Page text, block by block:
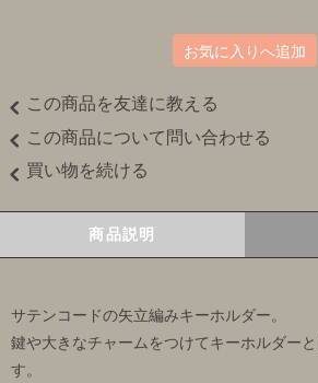
お気に入りへ追加
この商品を友達に教える
この商品について問い合わせる
買い物を続ける
商品説明
サテンコードの矢立編みキーホルダー。
鍵や大きなチャームをつけてキーホルダー
す。